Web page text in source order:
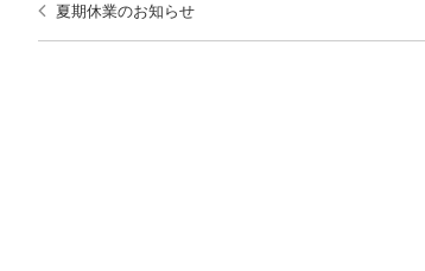
夏期休業のお知らせ